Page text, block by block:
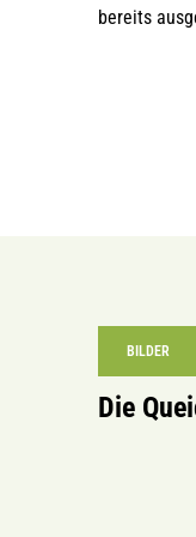
bereits
BILDER
Die